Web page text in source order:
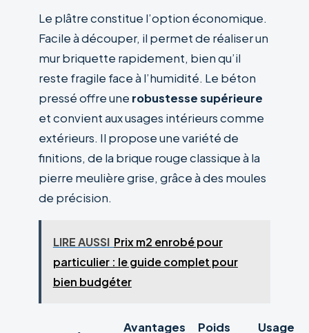
Le plâtre constitue l’option économique.
Facile à découper, il permet de réaliser un
mur briquette rapidement, bien qu’il
reste fragile face à l’humidité. Le béton
pressé offre une robustesse supérieure
et convient aux usages intérieurs comme
extérieurs. Il propose une variété de
finitions, de la brique rouge classique à la
pierre meulière grise, grâce à des moules
de précision.
LIRE AUSSI Prix m2 enrobé pour
particulier : le guide complet pour
bien budgéter
Avantages Poids Usage